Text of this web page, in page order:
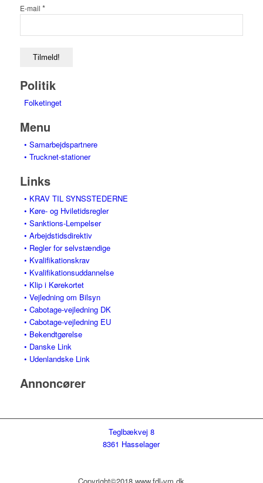
E-mail *
Politik
Folketinget
Menu
• Samarbejdspartnere
• Trucknet-stationer
Links
• KRAV TIL SYNSSTEDERNE
• Køre- og Hviletidsregler
• Sanktions-Lempelser
• Arbejdstidsdirektiv
• Regler for selvstændige
• Kvalifikationskrav
• Kvalifikationsuddannelse
• Klip i Kørekortet
• Vejledning om Bilsyn
• Cabotage-vejledning DK
• Cabotage-vejledning EU
• Bekendtgørelse
• Danske Link
• Udenlandske Link
Annoncører
Teglbækvej 8
8361 Hasselager